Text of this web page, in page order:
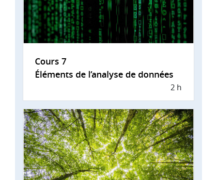
Cours 7
Éléments de l’analyse de données
2 h